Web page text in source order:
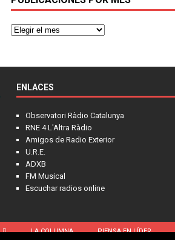
ENLACES
Observatori Ràdio Catalunya
RNE 4 L'Altra Ràdio
Amigos de Radio Exterior
U.R.E.
ADXB
FM Musical
Escuchar radios online
LA COLUMNA PIENSA EN LÍDER